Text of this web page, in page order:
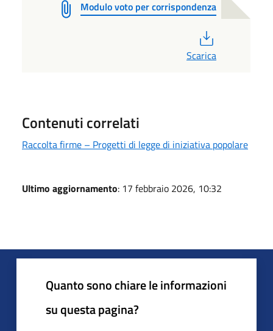
Modulo voto per corrispondenza
Scarica
Contenuti correlati
Raccolta firme – Progetti di legge di iniziativa popolare
Ultimo aggiornamento: 17 febbraio 2026, 10:32
Quanto sono chiare le informazioni
su questa pagina?